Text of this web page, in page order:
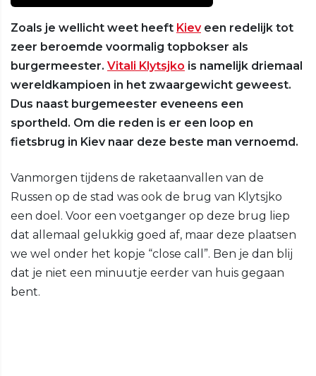
Zoals je wellicht weet heeft Kieveen redelijk tot
zeer beroemde voormalig topbokser als
burgermeester. Vitali Klytsjko is namelijk driemaal
wereldkampioen in het zwaargewicht geweest.
Dus naast burgemeester eveneens een
sportheld. Om die reden is er een loop en
fietsbrug in Kiev naar deze beste man vernoemd.
Vanmorgen tijdens de raketaanvallen van de
Russen op de stad was ook de brug van Klytsjko
een doel. Voor een voetganger op deze brug liep
dat allemaal gelukkig goed af, maar deze plaatsen
we wel onder het kopje “close call”. Ben je dan blij
dat je niet een minuutje eerder van huis gegaan
bent.